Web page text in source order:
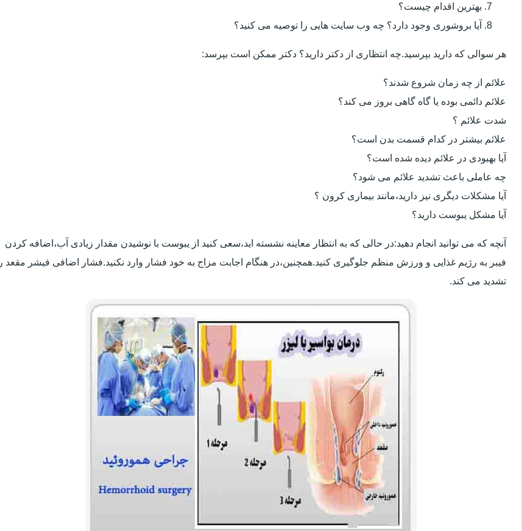
بهترین اقدام چیست؟
آیا بروشوری وجود دارد؟ چه وب سایت هایی را توصیه می کنید؟
هر سوالی که دارید بپرسید.چه انتظاری از دکتر دارید؟ دکتر ممکن است بپرسد:
علائم از چه زمان شروع شدند؟
علائم دائمی بوده یا گاه گاهی بروز می کند؟
شدت علائم ؟
علائم بیشتر در کدام قسمت بدن است؟
آیا بهبودی در علائم دیده شده است؟
چه عاملی باعث تشدید علائم می شود؟
آیا مشکلات دیگری نیز دارید،مانند بیماری کرون ؟
آیا مشکل یبوست دارید؟
آنچه که می توانید انجام دهید:در حالی که به انتظار معاینه نشسته اید،سعی کنید از یبوست با نوشیدن مقدار زیادی آب،اضافه کردن
فیبر به رژیم غذایی و ورزش منظم جلوگیری کنید.همچنین،در هنگام اجابت مزاج به خود فشار وارد نکنید.فشار اضافی فیشر مقعد را
تشدید می کند.